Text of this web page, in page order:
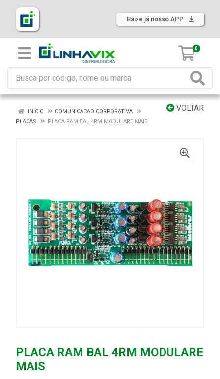
Baixe já nosso APP
0
VOLTAR
INÍCIO
COMUNICACAO CORPORATIVA
PLACAS
PLACA RAM BAL 4RM MODULARE MAIS
PLACA RAM BAL 4RM MODULARE
MAIS